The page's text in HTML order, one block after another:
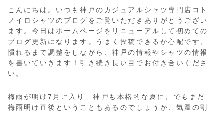
こんにちは。いつも神戸のカジュアルシャツ専門店コト
ノイロシャツのブログをご覧いただきありがとうござい
ます。今日はホームページをリニューアルして初めての
ブログ更新になります。うまく投稿できるか心配です。
慣れるまで調整をしながら、神戸の情報やシャツの情報
を書いていきます！引き続き長い目でお付き合いくださ
い。
梅雨が明け7月に入り、神戸も本格的な夏に。でもまだ
梅雨明け直後ということもあるのでしょうか、気温の割